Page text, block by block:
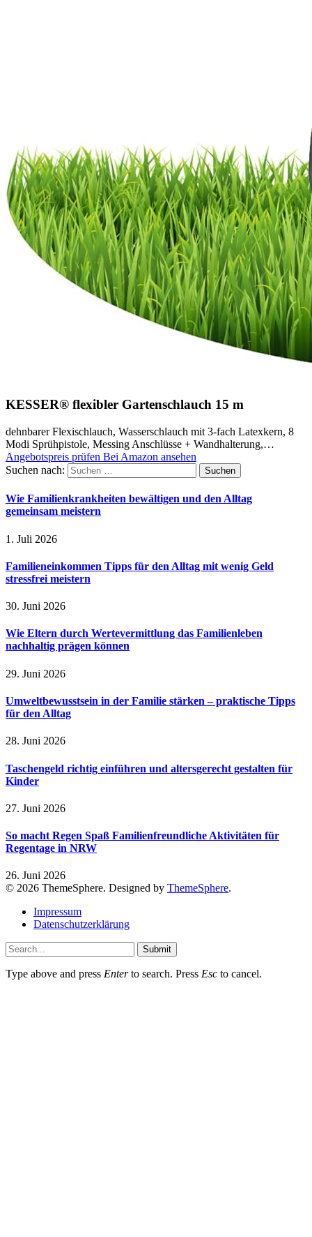
KESSER® flexibler Gartenschlauch 15 m
dehnbarer Flexischlauch, Wasserschlauch mit 3-fach Latexkern, 8
Modi Sprühpistole, Messing Anschlüsse + Wandhalterung,…
Angebotspreis prüfen Bei Amazon ansehen
Suchen nach:
Wie Familienkrankheiten bewältigen und den Alltag
gemeinsam meistern
1. Juli 2026
Familieneinkommen Tipps für den Alltag mit wenig Geld
stressfrei meistern
30. Juni 2026
Wie Eltern durch Wertevermittlung das Familienleben
nachhaltig prägen können
29. Juni 2026
Umweltbewusstsein in der Familie stärken – praktische Tipps
für den Alltag
28. Juni 2026
Taschengeld richtig einführen und altersgerecht gestalten für
Kinder
27. Juni 2026
So macht Regen Spaß Familienfreundliche Aktivitäten für
Regentage in NRW
26. Juni 2026
© 2026 ThemeSphere. Designed by ThemeSphere.
Impressum
Datenschutzerklärung
Submit
Type above and press Enterto search. Press Esc to cancel.